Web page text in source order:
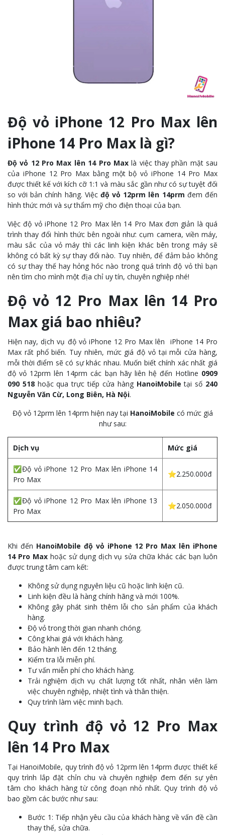
Độ vỏ iPhone 12 Pro Max lên
iPhone 14 Pro Max là gì?
Độ vỏ 12 Pro Max lên 14 Pro Maxlà việc thay phần mặt sau
của iPhone 12 Pro Max bằng một bộ vỏ iPhone 14 Pro Max
được thiết kế với kích cỡ 1:1 và màu sắc gần như có sự tuyệt đối
so với bản chính hãng. Việc độ vỏ 12prm lên 14prm đem đến
hình thức mới và sự thẩm mỹ cho điện thoại của bạn.
Việc độ vỏ iPhone 12 Pro Max lên 14 Pro Max đơn giản là quá
trình thay đổi hình thức bên ngoài như: cụm camera, viền máy,
màu sắc của vỏ máy thì các linh kiện khác bên trong máy sẽ
không có bất kỳ sự thay đổi nào. Tuy nhiên, để đảm bảo không
có sự thay thế hay hỏng hóc nào trong quá trình độ vỏ thì bạn
nên tìm cho mình một địa chỉ uy tín, chuyên nghiệp nhé!
Độ vỏ 12 Pro Max lên 14 Pro
Max giá bao nhiêu?
Hiện nay, dịch vụ độ vỏ iPhone 12 Pro Max lên iPhone 14 Pro
Max rất phổ biến. Tuy nhiên, mức giá độ vỏ tại mỗi cửa hàng,
mỗi thời điểm sẽ có sự khác nhau. Muốn biết chính xác nhất giá
độ vỏ 12prm lên 14prm các bạn hãy liên hệ đến Hotline 0909
090 518hoặc qua trực tiếp cửa hàng HanoiMobile tại số 240
Nguyễn Văn Cừ, Long Biên, Hà Nội.
Độ vỏ 12prm lên 14prm hiện nay tại HanoiMobile có mức giá
như sau:
Dịch vụ Mức giá
✅Độ vỏ iPhone 12 Pro Max lên iPhone 14
Pro Max
⭐2.250.000đ
✅Độ vỏ iPhone 12 Pro Max lên iPhone 13
Pro Max
⭐2.050.000đ
Khi đến HanoiMobile độ vỏ iPhone 12 Pro Max lên iPhone
14 Pro Maxhoặc sử dụng dịch vụ sửa chữa khác các bạn luôn
được trung tâm cam kết:
Không sử dụng nguyên liệu cũ hoặc linh kiện cũ.
Linh kiện đều là hàng chính hãng và mới 100%.
Không gây phát sinh thêm lỗi cho sản phẩm của khách
hàng.
Độ vỏ trong thời gian nhanh chóng.
Công khai giá với khách hàng.
Bảo hành lên đến 12 tháng.
Kiểm tra lỗi miễn phí.
Tư vấn miễn phí cho khách hàng.
Trải nghiệm dịch vụ chất lượng tốt nhất, nhân viên làm
việc chuyên nghiệp, nhiệt tình và thân thiện.
Quy trình làm việc minh bạch.
Quy trình độ vỏ 12 Pro Max
lên 14 Pro Max
Tại HanoiMobile, quy trình độ vỏ 12prm lên 14prm được thiết kế
quy trình lắp đặt chỉn chu và chuyên nghiệp đem đến sự yên
tâm cho khách hàng từ công đoạn nhỏ nhất. Quy trình độ vỏ
bao gồm các bước như sau:
Bước 1: Tiếp nhận yêu cầu của khách hàng về vấn đề cần
thay thế, sửa chữa.